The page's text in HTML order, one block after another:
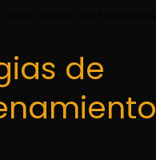
de